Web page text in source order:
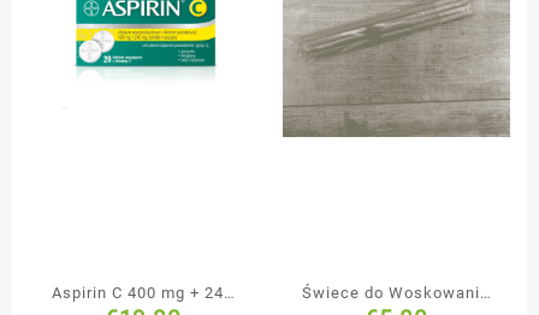
Aspirin C 400 mg + 240
Świece do Woskowania